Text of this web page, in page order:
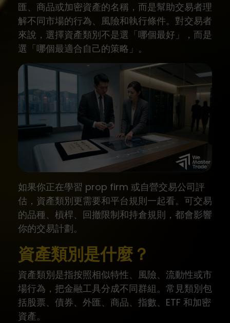
匯、商品或加密資產的名稱，而是幫助交易者理
解不同市場的行為、風險和執行條件。對交易者
來說，選擇資產類別不是選「哪個最好」，而是
選「哪個最適合自己的策略」。
如果你正在學習 prop firm 或自營交易公司評
估，資產類別更需要和平台規則一起看。可交易
的品種、槓桿、回撤限制和持倉規則，都會影響
你的交易計劃。
資產類別是什麼？
資產類別是指按照相似特性、風險、流動性或市
場行為，把金融工具分成不同群組。常見類別包
括股票、債券、外匯、商品、指數、ETF 和加密
資產。